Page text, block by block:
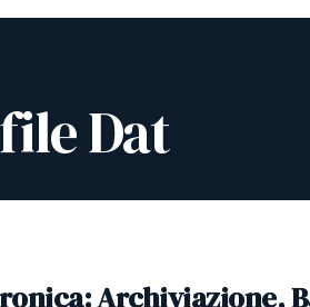
Dat
Archiviazione,